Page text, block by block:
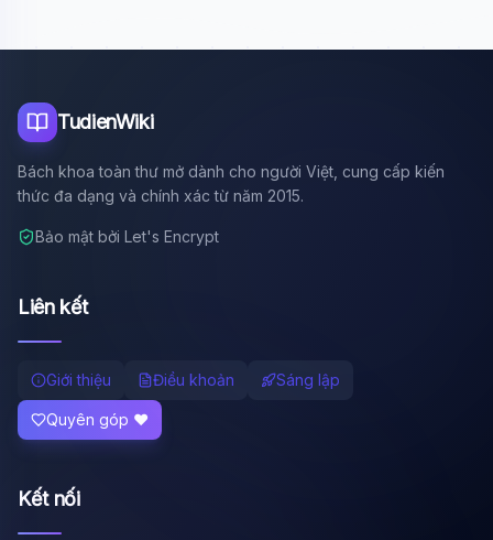
TudienWiki
Bách khoa toàn thư mở dành cho người Việt, cung cấp kiến
thức đa dạng và chính xác từ năm 2015.
Bảo mật bởi Let's Encrypt
Liên kết
Giới thiệu Điều khoản Sáng lập
Quyên góp ❤️
Kết nối
Tôi là trợ lý AI của TuDienWiki. Hãy hỏi tôi bất kỳ điều gì
🪐 Sao Mộc là gì?
🔬 Albert Einstein